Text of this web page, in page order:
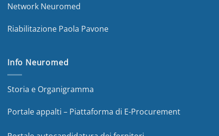
Network Neuromed
Riabilitazione Paola Pavone
Info Neuromed
Storia e Organigramma
Portale appalti – Piattaforma di E-Procurement